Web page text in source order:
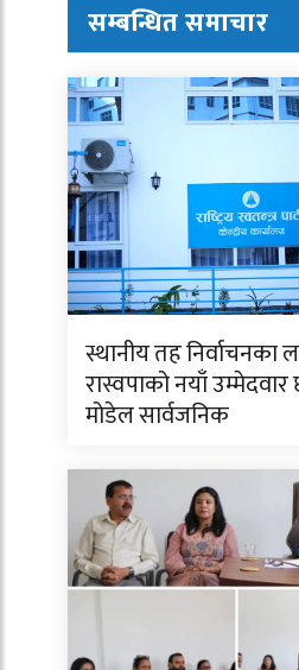
सम्बन्धित समाचार
स्थानीय तह निर्वाचनका
रास्वपाको नयाँ
मोडेल सार्वजनिक